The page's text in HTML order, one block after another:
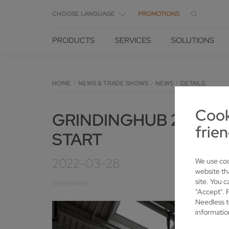
We use
website
site. You
"Accept".
Needless
CHOOSE LANGUAGE PROMOTIONS
PRODUCTS SERVICES SOLUTIONS
HOME NEWS & TRADE SHOWS NEWS DETAILS
GRINDINGHUB 2022:
START
2022-03-28